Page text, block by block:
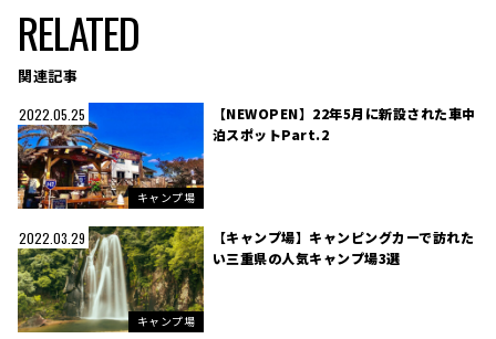
RELATED
関連記事
2022.05.25
キャンプ場
【NEWOPEN】22年5月に新設された車中
泊スポットPart.2
2022.03.29
キャンプ場
【キャンプ場】キャンピングカーで訪れた
い三重県の人気キャンプ場3選